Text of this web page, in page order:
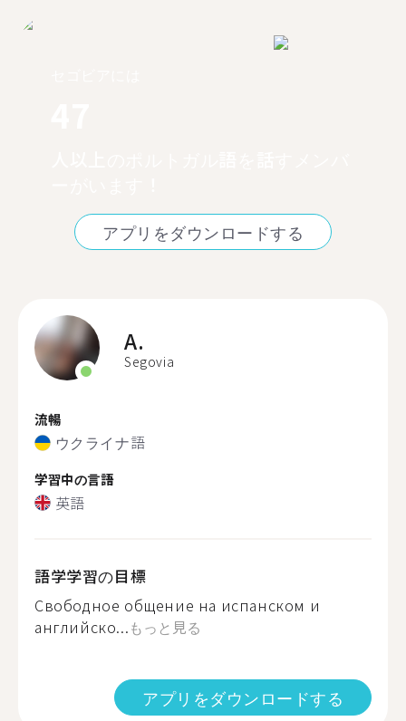
アプリをダウンロードする
A.
Segovia
流暢
ウクライナ語
学習中の言語
英語
語学学習の目標
Свободное общение на испанском и
английско...もっと見る
アプリをダウンロードする